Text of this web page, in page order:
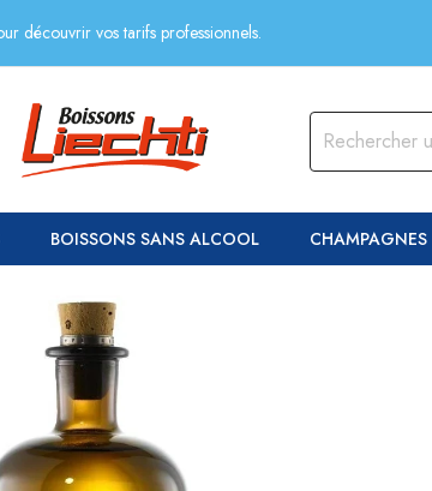
découvrir vos tarifs professionnels.
BOISSONS SANS ALCOOL CHAMPAGNES